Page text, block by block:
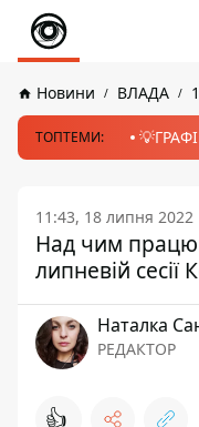
Новини ВЛАДА
ТОПТЕМИ:
11:43, 18 липня 2022
Над чим
липневій сесії
Наталка
РЕДАКТОР
👍